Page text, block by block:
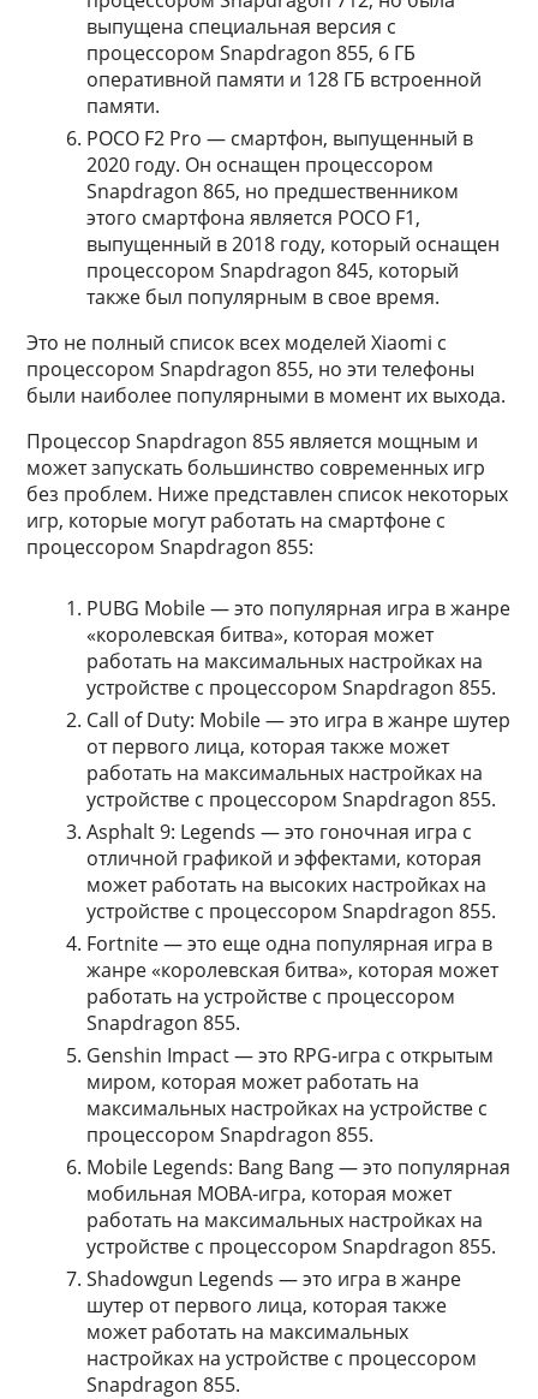
выпущена специальная версия с
процессором Snapdragon 855, 6 ГБ
оперативной памяти и 128 ГБ встроенной
памяти.
POCO F2 Pro — смартфон, выпущенный в
2020 году. Он оснащен процессором
Snapdragon 865, но предшественником
этого смартфона является POCO F1,
выпущенный в 2018 году, который оснащен
процессором Snapdragon 845, который
также был популярным в свое время.
Это не полный список всех моделей Xiaomi с
процессором Snapdragon 855, но эти телефоны
были наиболее популярными в момент их выхода.
Процессор Snapdragon 855 является мощным и
может запускать большинство современных игр
без проблем. Ниже представлен список некоторых
игр, которые могут работать на смартфоне с
процессором Snapdragon 855:
PUBG Mobile — это популярная игра в жанре
«королевская битва», которая может
работать на максимальных настройках на
устройстве с процессором Snapdragon 855.
Call of Duty: Mobile — это игра в жанре шутер
от первого лица, которая также может
работать на максимальных настройках на
устройстве с процессором Snapdragon 855.
Asphalt 9: Legends — это гоночная игра с
отличной графикой и эффектами, которая
может работать на высоких настройках на
устройстве с процессором Snapdragon 855.
Fortnite — это еще одна популярная игра в
жанре «королевская битва», которая может
работать на устройстве с процессором
Snapdragon 855.
Genshin Impact — это RPG-игра с открытым
миром, которая может работать на
максимальных настройках на устройстве с
процессором Snapdragon 855.
Mobile Legends: Bang Bang — это популярная
мобильная MOBA-игра, которая может
работать на максимальных настройках на
устройстве с процессором Snapdragon 855.
Shadowgun Legends — это игра в жанре
шутер от первого лица, которая также
может работать на максимальных
настройках на устройстве с процессором
Snapdragon 855.